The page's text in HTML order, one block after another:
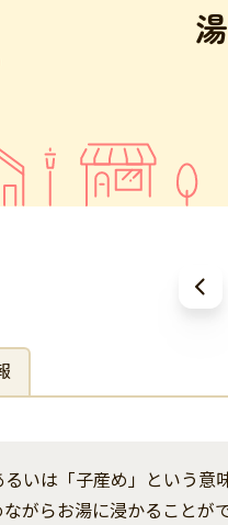
るいは「子産め」という
がらお湯に浸かること